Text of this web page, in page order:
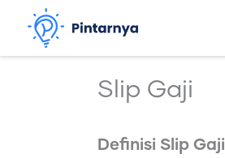
konten
Slip Gaji
Definisi Slip Gaji